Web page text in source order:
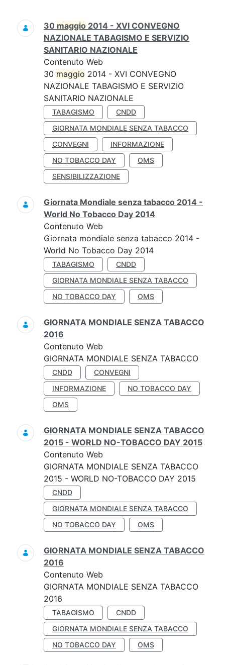
Ricerca
30 maggio 2014 - XVI CONVEGNO
NAZIONALE TABAGISMO E SERVIZIO
SANITARIO NAZIONALE
Contenuto Web
30 maggio 2014 - XVI CONVEGNO
NAZIONALE TABAGISMO E SERVIZIO
SANITARIO NAZIONALE
TABAGISMO
CNDD
GIORNATA MONDIALE SENZA TABACCO
CONVEGNI
INFORMAZIONE
NO TOBACCO DAY
OMS
SENSIBILIZZAZIONE
Giornata Mondiale senza tabacco 2014 -
World No Tobacco Day 2014
Contenuto Web
Giornata mondiale senza tabacco 2014 -
World No Tobacco Day 2014
TABAGISMO
CNDD
GIORNATA MONDIALE SENZA TABACCO
NO TOBACCO DAY
OMS
GIORNATA MONDIALE SENZA TABACCO
2016
Contenuto Web
GIORNATA MONDIALE SENZA TABACCO
CNDD
CONVEGNI
INFORMAZIONE
NO TOBACCO DAY
OMS
GIORNATA MONDIALE SENZA TABACCO
2015 - WORLD NO-TOBACCO DAY 2015
Contenuto Web
GIORNATA MONDIALE SENZA TABACCO
2015 - WORLD NO-TOBACCO DAY 2015
CNDD
GIORNATA MONDIALE SENZA TABACCO
NO TOBACCO DAY
OMS
GIORNATA MONDIALE SENZA TABACCO
2016
Contenuto Web
GIORNATA MONDIALE SENZA TABACCO
2016
TABAGISMO
CNDD
GIORNATA MONDIALE SENZA TABACCO
NO TOBACCO DAY
OMS